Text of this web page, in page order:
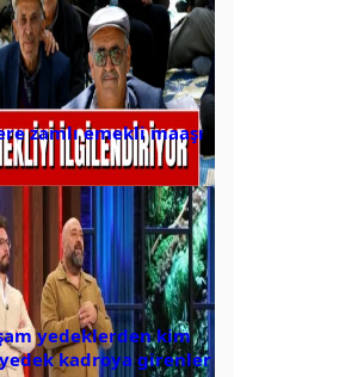
zamlı emekli maaşı
yedeklerden kim
yedek kadroya girenler